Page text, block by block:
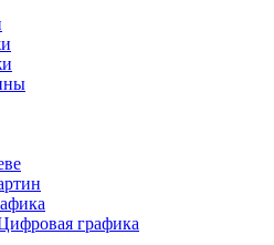
графика